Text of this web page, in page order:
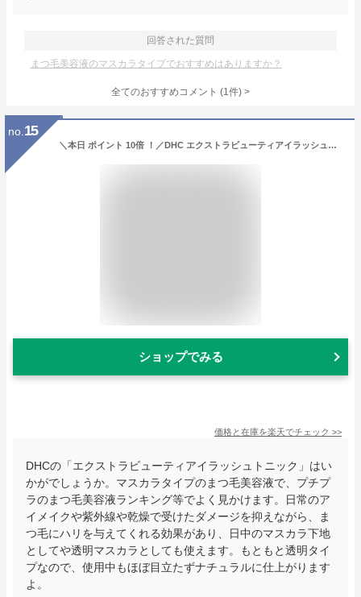
回答された質問
まつ毛美容液のマスカラタイプでおすすめはありますか？
全てのおすすめコメント (1件) >
no. 15
＼本日 ポイント 10倍 ！／DHC エクストラビューティアイラッシュトニック 6.5ml まつ毛美容液 まつげ美容液 マスカラ下地 まつげエクステ 透明マスカラ 睫毛美容液 マツ毛 ハリ 潤い まつ毛ケア まつげケア まつげ ヒアルロン酸 プラセンタ
ショップでみる
価格と在庫を楽天でチェック >>
DHCの「エクストラビューティアイラッシュトニック」はい
かがでしょうか。マスカラタイプのまつ毛美容液で、プチプ
ラのまつ毛美容液ランキング等でよく見かけます。日常のア
イメイクや紫外線や乾燥で受けたダメージを抑えながら、ま
つ毛にハリを与えてくれる効果があり、日中のマスカラ下地
としてや透明マスカラとしても使えます。もともと透明タイ
プなので、使用中もほぼ目立たずナチュラルに仕上がります
よ。